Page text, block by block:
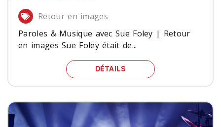
Retour en images
Paroles & Musique avec Sue Foley | Retour
en images Sue Foley était de...
DÉTAILS PAROLES & MUSIQUE